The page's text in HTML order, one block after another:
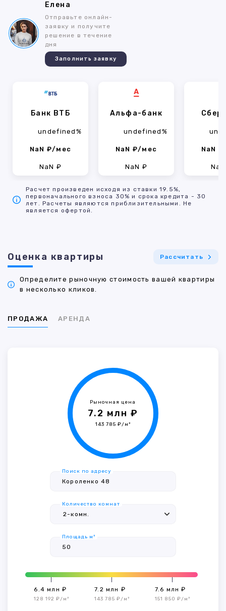
Елена
Отправьте онлайн-
заявку и получите
решение в течение
дня
Заполнить заявку
Банк ВТБ
undefined%
NaN ₽/мес
NaN ₽
Альфа-банк
undefined%
NaN ₽/мес
NaN ₽
NaN
Расчет произведен исходя из ставки 19.5%,
первоначального взноса 30% и срока кредита - 30
лет. Расчеты являются приблизительными. Не
является офертой.
Оценка квартиры Рассчитать
Определите рыночную стоимость вашей квартиры
в несколько кликов.
ПРОДАЖА АРЕНДА
Рыночная цена
7.2 млн ₽
143 785 ₽/м²
Поиск по адресу
Количество комнат
Площадь м²
6.4 млн ₽
128 192 ₽/м²
7.2 млн ₽
143 785 ₽/м²
7.6 млн ₽
151 850 ₽/м²